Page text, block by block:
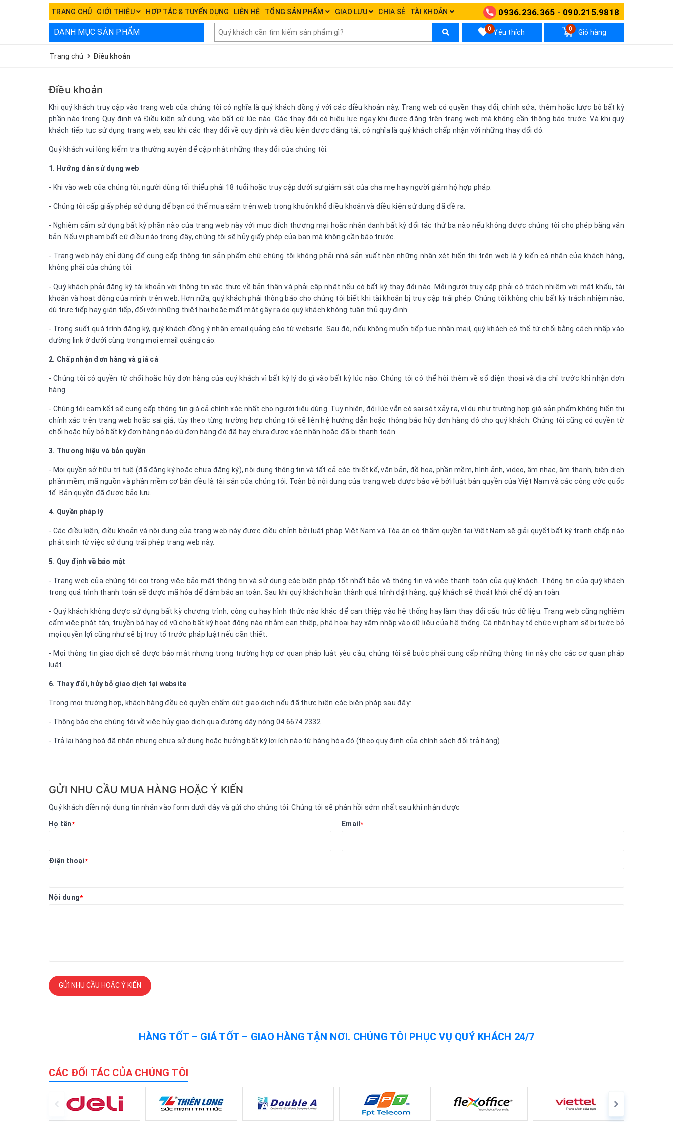
CÔNG TY VĂN PHÒNG PHẨM HẢI GIANG
VĂN PHÒNG PHẨM - ĐỒ DÙNG HỌC SINH - TIỆN ÍCH VĂN PHÒNG
Hotline: 0936.236.365 -090.215.9818 vanphongphamhaigiang@gmail.com
TRANG CHỦ GIỚI THIỆU HỢP TÁC & TUYỂN DỤNG LIÊN HỆ TỔNG SẢN PHẨM GIAO LƯU CHIA SẺ TÀI KHOẢN 0936.236.365 - 090.215.9818
DANH MỤC SẢN PHẨM Yêu thích
0 Giỏ hàng
0
Trang chủ Điều khoản
Điều khoản
Khi quý khách truy cập vào trang web của chúng tôi có nghĩa là quý khách đồng ý với các điều khoản này. Trang web có quyền thay đổi, chỉnh sửa, thêm hoặc lược bỏ bất kỳ
phần nào trong Quy định và Điều kiện sử dụng, vào bất cứ lúc nào. Các thay đổi có hiệu lực ngay khi được đăng trên trang web mà không cần thông báo trước. Và khi quý
khách tiếp tục sử dụng trang web, sau khi các thay đổi về quy định và điều kiện được đăng tải, có nghĩa là quý khách chấp nhận với những thay đổi đó.
Quý khách vui lòng kiểm tra thường xuyên để cập nhật những thay đổi của chúng tôi.
1. Hướng dẫn sử dụng web
- Khi vào web của chúng tôi, người dùng tối thiểu phải 18 tuổi hoặc truy cập dưới sự giám sát của cha mẹ hay người giám hộ hợp pháp.
- Chúng tôi cấp giấy phép sử dụng để bạn có thể mua sắm trên web trong khuôn khổ điều khoản và điều kiện sử dụng đã đề ra.
- Nghiêm cấm sử dụng bất kỳ phần nào của trang web này với mục đích thương mại hoặc nhân danh bất kỳ đối tác thứ ba nào nếu không được chúng tôi cho phép bằng văn
bản. Nếu vi phạm bất cứ điều nào trong đây, chúng tôi sẽ hủy giấy phép của bạn mà không cần báo trước.
- Trang web này chỉ dùng để cung cấp thông tin sản phẩm chứ chúng tôi không phải nhà sản xuất nên những nhận xét hiển thị trên web là ý kiến cá nhân của khách hàng,
không phải của chúng tôi.
- Quý khách phải đăng ký tài khoản với thông tin xác thực về bản thân và phải cập nhật nếu có bất kỳ thay đổi nào. Mỗi người truy cập phải có trách nhiệm với mật khẩu, tài
khoản và hoạt động của mình trên web. Hơn nữa, quý khách phải thông báo cho chúng tôi biết khi tài khoản bị truy cập trái phép. Chúng tôi không chịu bất kỳ trách nhiệm nào,
dù trực tiếp hay gián tiếp, đối với những thiệt hại hoặc mất mát gây ra do quý khách không tuân thủ quy định.
- Trong suốt quá trình đăng ký, quý khách đồng ý nhận email quảng cáo từ website. Sau đó, nếu không muốn tiếp tục nhận mail, quý khách có thể từ chối bằng cách nhấp vào
đường link ở dưới cùng trong mọi email quảng cáo.
2. Chấp nhận đơn hàng và giá cả
- Chúng tôi có quyền từ chối hoặc hủy đơn hàng của quý khách vì bất kỳ lý do gì vào bất kỳ lúc nào. Chúng tôi có thể hỏi thêm về số điện thoại và địa chỉ trước khi nhận đơn
hàng.
- Chúng tôi cam kết sẽ cung cấp thông tin giá cả chính xác nhất cho người tiêu dùng. Tuy nhiên, đôi lúc vẫn có sai sót xảy ra, ví dụ như trường hợp giá sản phẩm không hiển thị
chính xác trên trang web hoặc sai giá, tùy theo từng trường hợp chúng tôi sẽ liên hệ hướng dẫn hoặc thông báo hủy đơn hàng đó cho quý khách. Chúng tôi cũng có quyền từ
chối hoặc hủy bỏ bất kỳ đơn hàng nào dù đơn hàng đó đã hay chưa được xác nhận hoặc đã bị thanh toán.
3. Thương hiệu và bản quyền
- Mọi quyền sở hữu trí tuệ (đã đăng ký hoặc chưa đăng ký), nội dung thông tin và tất cả các thiết kế, văn bản, đồ họa, phần mềm, hình ảnh, video, âm nhạc, âm thanh, biên dịch
phần mềm, mã nguồn và phần mềm cơ bản đều là tài sản của chúng tôi. Toàn bộ nội dung của trang web được bảo vệ bởi luật bản quyền của Việt Nam và các công ước quốc
tế. Bản quyền đã được bảo lưu.
4. Quyền pháp lý
- Các điều kiện, điều khoản và nội dung của trang web này được điều chỉnh bởi luật pháp Việt Nam và Tòa án có thẩm quyền tại Việt Nam sẽ giải quyết bất kỳ tranh chấp nào
phát sinh từ việc sử dụng trái phép trang web này.
5. Quy định về bảo mật
- Trang web của chúng tôi coi trọng việc bảo mật thông tin và sử dụng các biện pháp tốt nhất bảo vệ thông tin và việc thanh toán của quý khách. Thông tin của quý khách
trong quá trình thanh toán sẽ được mã hóa để đảm bảo an toàn. Sau khi quý khách hoàn thành quá trình đặt hàng, quý khách sẽ thoát khỏi chế độ an toàn.
- Quý khách không được sử dụng bất kỳ chương trình, công cụ hay hình thức nào khác để can thiệp vào hệ thống hay làm thay đổi cấu trúc dữ liệu. Trang web cũng nghiêm
cấm việc phát tán, truyền bá hay cổ vũ cho bất kỳ hoạt động nào nhằm can thiệp, phá hoại hay xâm nhập vào dữ liệu của hệ thống. Cá nhân hay tổ chức vi phạm sẽ bị tước bỏ
mọi quyền lợi cũng như sẽ bị truy tố trước pháp luật nếu cần thiết.
- Mọi thông tin giao dịch sẽ được bảo mật nhưng trong trường hợp cơ quan pháp luật yêu cầu, chúng tôi sẽ buộc phải cung cấp những thông tin này cho các cơ quan pháp
luật.
6. Thay đổi, hủy bỏ giao dịch tại website
Trong mọi trường hợp, khách hàng đều có quyền chấm dứt giao dịch nếu đã thực hiện các biện pháp sau đây:
- Thông báo cho chúng tôi về việc hủy giao dịch qua đường dây nóng 04.6674.2332
- Trả lại hàng hoá đã nhận nhưng chưa sử dụng hoặc hưởng bất kỳ lợi ích nào từ hàng hóa đó (theo quy định của chính sách đổi trả hàng).
GỬI NHU CẦU MUA HÀNG HOẶC Ý KIẾN
Quý khách điền nội dung tin nhắn vào form dưới đây và gửi cho chúng tôi. Chúng tôi sẽ phản hồi sớm nhất sau khi nhận được
Họ tên* Email*
Điện thoại*
Nội dung*
GỬI NHU CẦU HOẶC Ý KIẾN
HÀNG TỐT – GIÁ TỐT – GIAO HÀNG TẬN NƠI. CHÚNG TÔI PHỤC VỤ QUÝ KHÁCH 24/7
CÁC ĐỐI TÁC CỦA CHÚNG TÔI